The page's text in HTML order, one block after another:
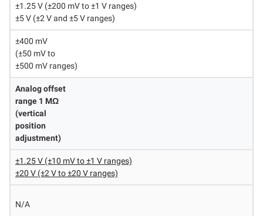
±1.25 V (±200 mV to ±1 V ranges)
±5 V (±2 V and ±5 V ranges)
±400 mV
(±50 mV to
±500 mV ranges)
Analog offset
range 1 MΩ
(vertical
position
adjustment)
±1.25 V (±10 mV to ±1 V ranges)
±20 V (±2 V to ±20 V ranges)
N/A